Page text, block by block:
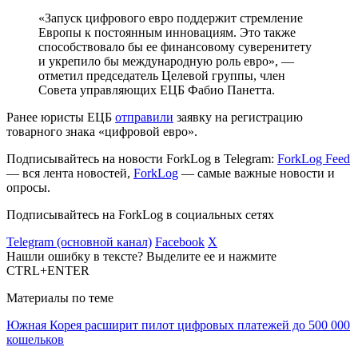
«Запуск цифрового евро поддержит стремление
Европы к постоянным инновациям. Это также
способствовало бы ее финансовому суверенитету
и укрепило бы международную роль евро», —
отметил председатель Целевой группы, член
Совета управляющих ЕЦБ Фабио Панетта.
Ранее юристы ЕЦБ отправили заявку на регистрацию
товарного знака «цифровой евро».
Подписывайтесь на новости ForkLog в Telegram: ForkLog Feed
— вся лента новостей, ForkLog — самые важные новости и
опросы.
Подписывайтесь на ForkLog в социальных сетях
Telegram (основной канал) Facebook X
Нашли ошибку в тексте? Выделите ее и нажмите
CTRL+ENTER
Материалы по теме
Южная Корея расширит пилот цифровых платежей до 500 000
кошельков